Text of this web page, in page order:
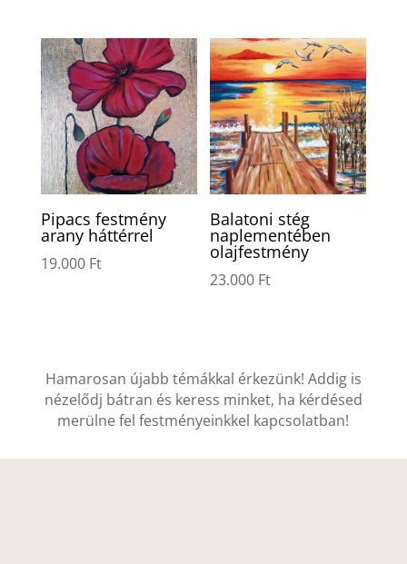
Pipacs festmény
arany háttérrel
19.000 Ft
Balatoni stég
naplementében
olajfestmény
23.000 Ft
Hamarosan újabb témákkal érkezünk! Addig is
nézelődj bátran és keress minket, ha kérdésed
merülne fel festményeinkkel kapcsolatban!